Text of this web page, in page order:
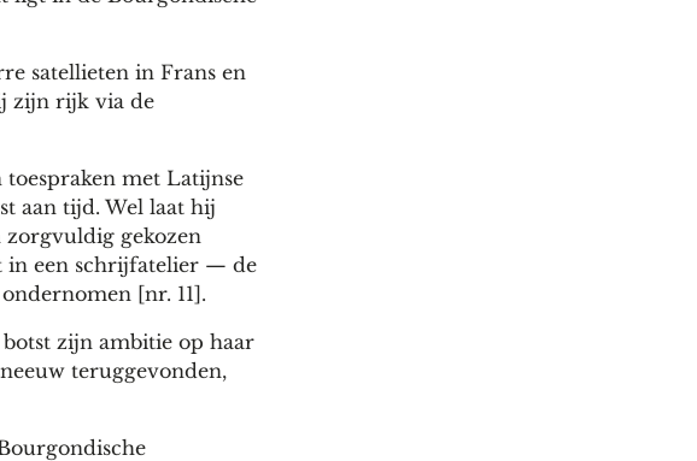
satellieten in Frans en
zijn rijk via de
met Latijnse
aan tijd. Wel laat hij
gekozen
in een schrijfatelier — de
[nr. 11].
zijn ambitie op haar
teruggevonden,